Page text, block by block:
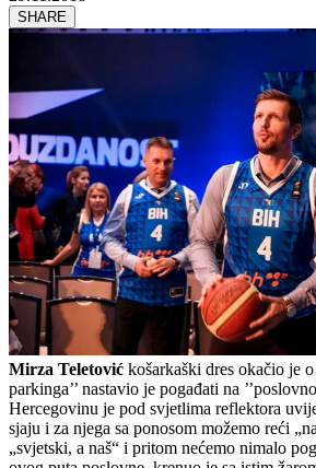
SHARE
Mirza Teletović košarkaški dres okačio je
parkinga’’ nastavio je pogađati na
Hercegovinu je pod svjetlima reflektora
sjaju i za njega sa ponosom možemo reći
„svjetski, a naš“ i pritom nećemo nimalo